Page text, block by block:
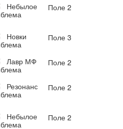
Небылое
Поле 2
Новки
Поле 3
Лавр МФ
Поле 2
Резонанс
Поле 2
Небылое
Поле 2